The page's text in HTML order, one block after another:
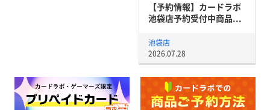
【予約情報】カードラボ
池袋店予約受付中商品...
池袋店
2026.07.28